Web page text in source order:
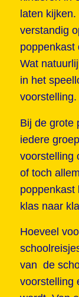
laten
verstandig
poppenkast
Wat
in het
voorstelling.
Bij de grote
iedere
voorstelling
of toch
poppenkast
klas naar
Hoeveel
van de
voorstelling